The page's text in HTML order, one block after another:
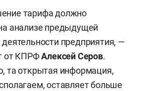
тарифа должно
анализе предыдущей
деятельности предприятия, —
от КПРФАлексей Серов.
та открытая информация,
оставляет больше